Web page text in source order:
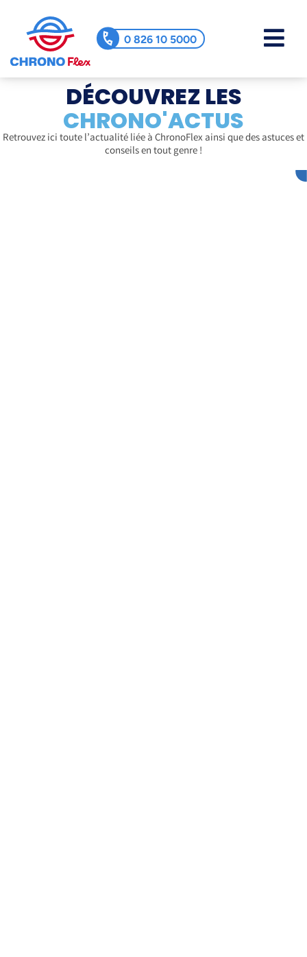
0 826 10 5000
DÉCOUVREZ LES
CHRONO'ACTUS
Retrouvez ici toute l’actualité liée à ChronoFlex ainsi que des astuces et
conseils en tout genre !